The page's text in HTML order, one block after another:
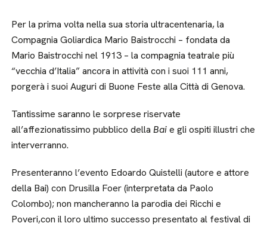
Per la prima volta nella sua storia ultracentenaria, la
Compagnia Goliardica Mario Baistrocchi – fondata da
Mario Baistrocchi nel 1913 – la compagnia teatrale più
“vecchia d’Italia” ancora in attività con i suoi 111 anni,
porgerà i suoi Auguri di Buone Feste alla Città di Genova.
Tantissime saranno le sorprese riservate
all’affezionatissimo pubblico dellaBaie gli ospiti illustri che
interverranno.
Presenteranno l’evento Edoardo Quistelli (autore e attore
della Bai) con Drusilla Foer (interpretata da Paolo
Colombo); non mancheranno la parodia dei Ricchi e
Poveri,con il loro ultimo successo presentato al festival di